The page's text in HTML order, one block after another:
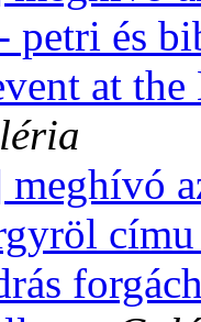
petri és
at